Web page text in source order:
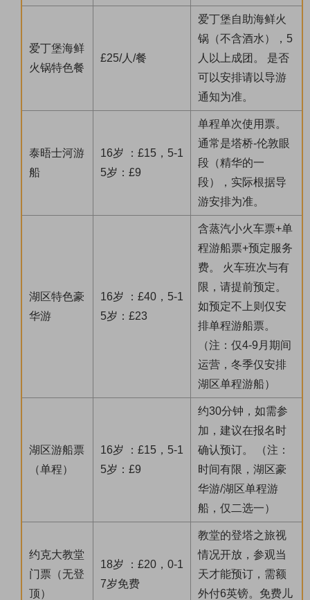
爱丁堡海鲜
火锅特色餐
£25/人/餐
爱丁堡自助海鲜火
锅（不含酒水），5
人以上成团。 是否
可以安排请以导游
通知为准。
泰晤士河游
船
16岁 ：£15，5-1
5岁：£9
单程单次使用票。
通常是塔桥-伦敦眼
段（精华的一
段），实际根据导
游安排为准。
湖区特色豪
华游
16岁 ：£40，5-1
5岁：£23
含蒸汽小火车票+单
程游船票+预定服务
费。 火车班次与有
限，请提前预定。
如预定不上则仅安
排单程游船票。
（注：仅4-9月期间
运营，冬季仅安排
湖区单程游船）
湖区游船票
（单程）
16岁 ：£15，5-1
5岁：£9
约30分钟，如需参
加，建议在报名时
确认预订。 （注：
时间有限，湖区豪
华游/湖区单程游
船，仅二选一）
约克大教堂
门票（无登
顶）
18岁 ：£20，0-1
7岁免费
教堂的登塔之旅视
情况开放，参观当
天才能预订，需额
外付6英镑。免费儿